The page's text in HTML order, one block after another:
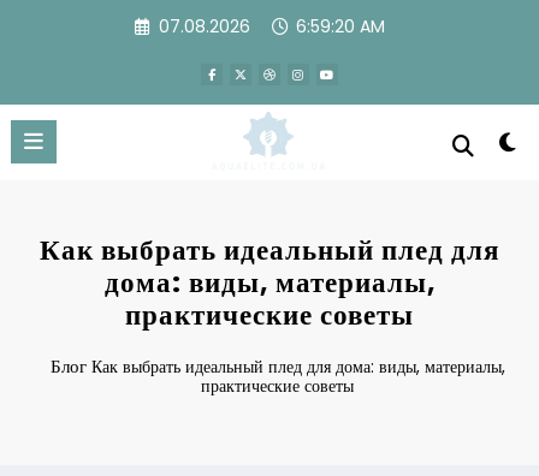
07.08.2026 6:59:21 AM
Как выбрать идеальный плед для
дома: виды, материалы,
практические советы
Блог Как выбрать идеальный плед для дома: виды, материалы,
практические советы